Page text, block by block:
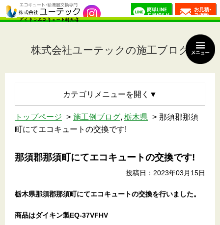
株式会社ユーテックの施工ブログ
カテゴリメニュー
トップページ 施工例ブログ, 栃木県
那須郡那須
町にてエコキュートの交換です!
那須郡那須町にてエコキュートの交換です!
投稿日：2023年03月15日
栃木県那須郡那須町にてエコキュートの交換を行いました。
商品はダイキン製EQ-37VFHV